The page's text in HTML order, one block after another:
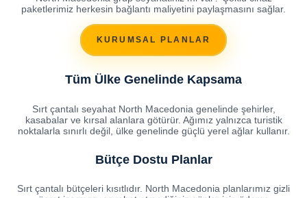
paketlerimiz herkesin bağlantı maliyetini paylaşmasını sağlar.
KURUMSAL PLANLAR
Tüm Ülke Genelinde Kapsama
Sırt çantalı seyahat North Macedonia genelinde şehirler,
kasabalar ve kırsal alanlara götürür. Ağımız yalnızca turistik
noktalarla sınırlı değil, ülke genelinde güçlü yerel ağlar kullanır.
Bütçe Dostu Planlar
Sırt çantalı bütçeleri kısıtlıdır. North Macedonia planlarımız gizli